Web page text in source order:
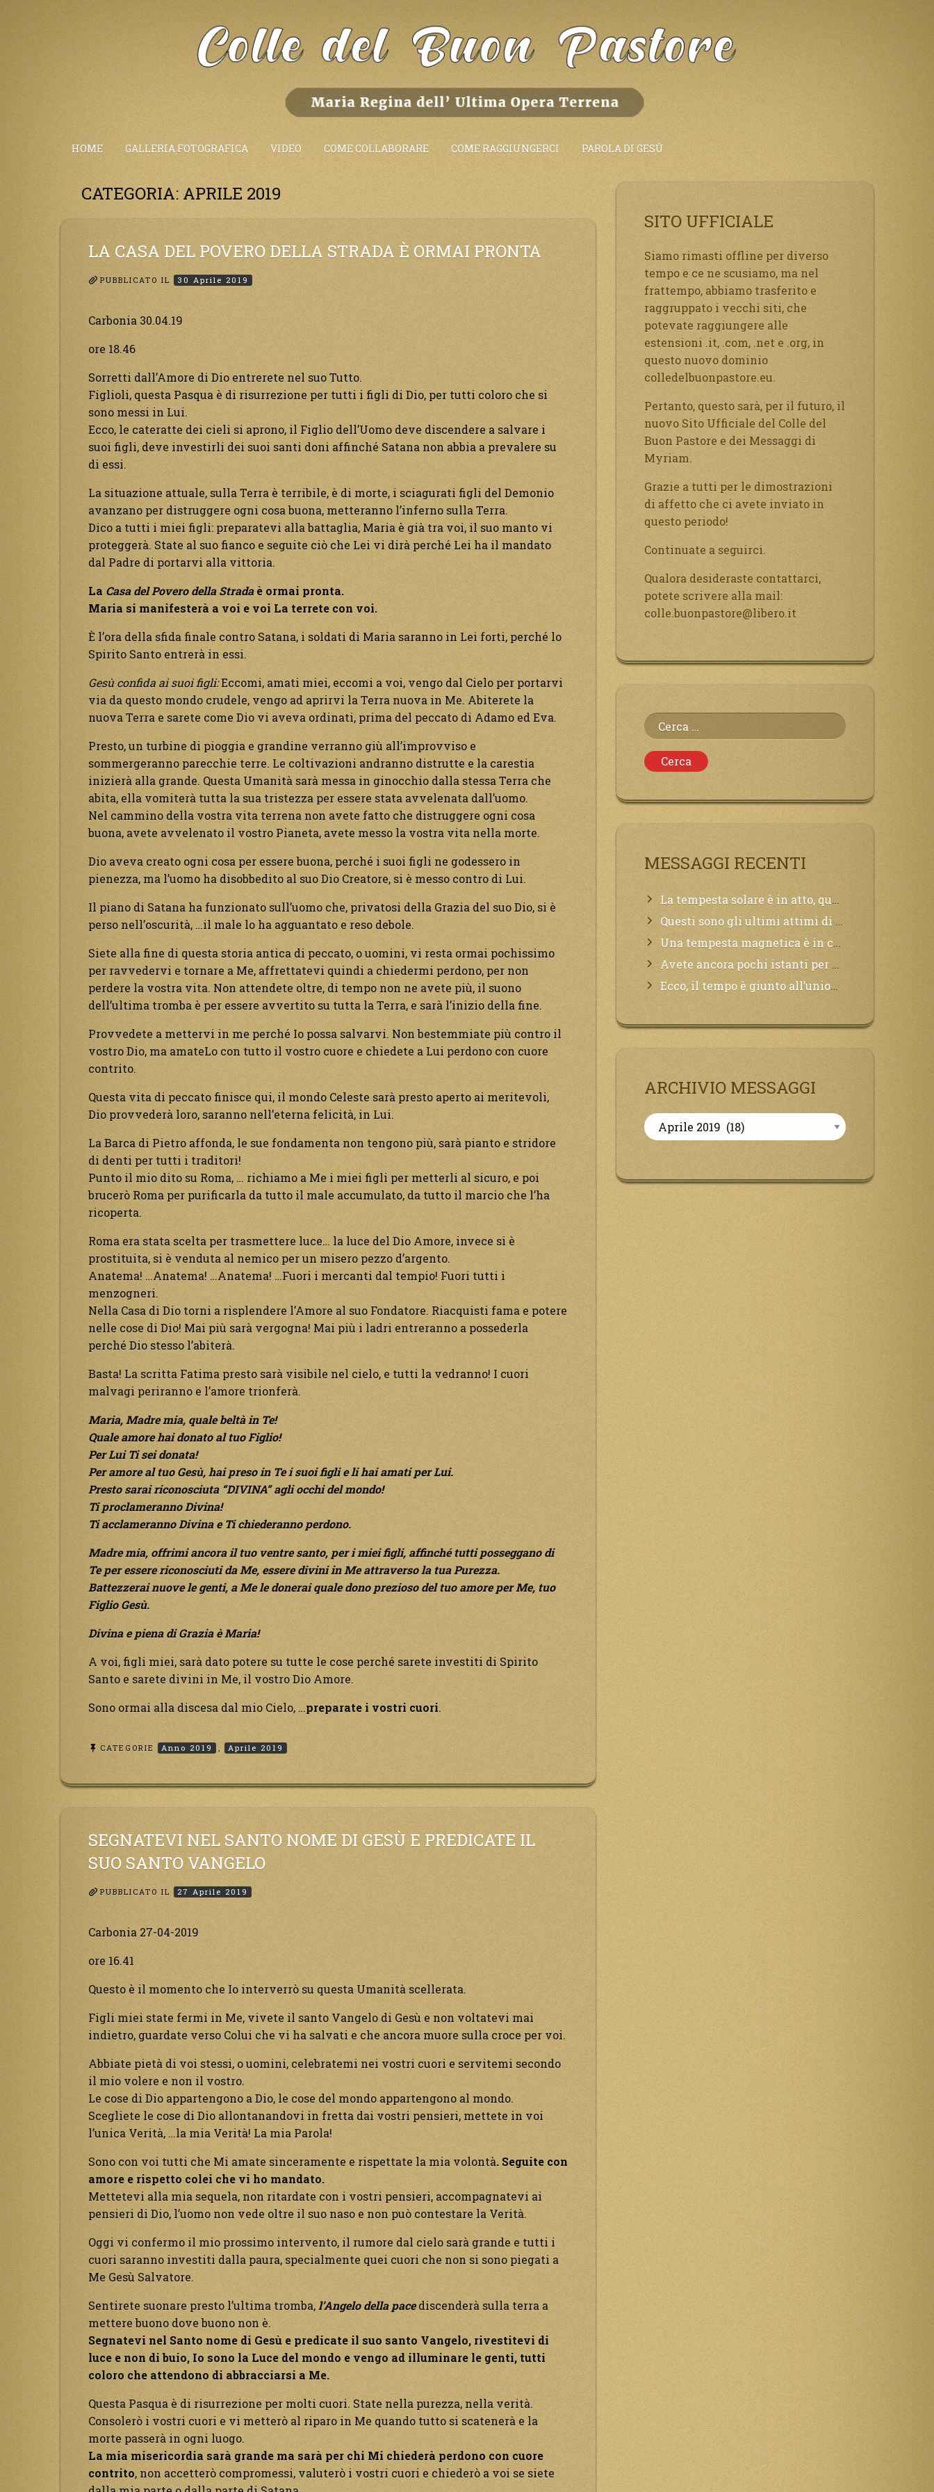
HOME GALLERIA FOTOGRAFICA VIDEO COME COLLABORARE COME RAGGIUNGERCI PAROLA DI GESÙ
CATEGORIA: APRILE 2019
LA CASA DEL POVERO DELLA STRADA È ORMAI PRONTA
PUBBLICATO IL 30 Aprile 2019
Carbonia 30.04.19
ore 18.46
Sorretti dall’Amore di Dio entrerete nel suo Tutto.
Figlioli, questa Pasqua è di risurrezione per tutti i figli di Dio, per tutti coloro che si
sono messi in Lui.
Ecco, le cateratte dei cieli si aprono, il Figlio dell’Uomo deve discendere a salvare i
suoi figli, deve investirli dei suoi santi doni affinché Satana non abbia a prevalere su
di essi.
La situazione attuale, sulla Terra è terribile, è di morte, i sciagurati figli del Demonio
avanzano per distruggere ogni cosa buona, metteranno l’inferno sulla Terra.
Dico a tutti i miei figli: preparatevi alla battaglia, Maria è già tra voi, il suo manto vi
proteggerà. State al suo fianco e seguite ciò che Lei vi dirà perché Lei ha il mandato
dal Padre di portarvi alla vittoria.
La Casa del Povero della Stradaè ormai pronta.
Maria si manifesterà a voi e voi La terrete con voi.
È l’ora della sfida finale contro Satana, i soldati di Maria saranno in Lei forti, perché lo
Spirito Santo entrerà in essi.
Gesù confida ai suoi figli:Eccomi, amati miei, eccomi a voi, vengo dal Cielo per portarvi
via da questo mondo crudele, vengo ad aprirvi la Terra nuova in Me. Abiterete la
nuova Terra e sarete come Dio vi aveva ordinati, prima del peccato di Adamo ed Eva.
Presto, un turbine di pioggia e grandine verranno giù all’improvviso e
sommergeranno parecchie terre. Le coltivazioni andranno distrutte e la carestia
inizierà alla grande. Questa Umanità sarà messa in ginocchio dalla stessa Terra che
abita, ella vomiterà tutta la sua tristezza per essere stata avvelenata dall’uomo.
Nel cammino della vostra vita terrena non avete fatto che distruggere ogni cosa
buona, avete avvelenato il vostro Pianeta, avete messo la vostra vita nella morte.
Dio aveva creato ogni cosa per essere buona, perché i suoi figli ne godessero in
pienezza, ma l’uomo ha disobbedito al suo Dio Creatore, si è messo contro di Lui.
Il piano di Satana ha funzionato sull’uomo che, privatosi della Grazia del suo Dio, si è
perso nell’oscurità, …il male lo ha agguantato e reso debole.
Siete alla fine di questa storia antica di peccato, o uomini, vi resta ormai pochissimo
per ravvedervi e tornare a Me, affrettatevi quindi a chiedermi perdono, per non
perdere la vostra vita. Non attendete oltre, di tempo non ne avete più, il suono
dell’ultima tromba è per essere avvertito su tutta la Terra, e sarà l’inizio della fine.
Provvedete a mettervi in me perché Io possa salvarvi. Non bestemmiate più contro il
vostro Dio, ma amateLo con tutto il vostro cuore e chiedete a Lui perdono con cuore
contrito.
Questa vita di peccato finisce qui, il mondo Celeste sarà presto aperto ai meritevoli,
Dio provvederà loro, saranno nell’eterna felicità, in Lui.
La Barca di Pietro affonda, le sue fondamenta non tengono più, sarà pianto e stridore
di denti per tutti i traditori!
Punto il mio dito su Roma, … richiamo a Me i miei figli per metterli al sicuro, e poi
brucerò Roma per purificarla da tutto il male accumulato, da tutto il marcio che l’ha
ricoperta.
Roma era stata scelta per trasmettere luce… la luce del Dio Amore, invece si è
prostituita, si è venduta al nemico per un misero pezzo d’argento.
Anatema! …Anatema! …Anatema! …Fuori i mercanti dal tempio! Fuori tutti i
menzogneri.
Nella Casa di Dio torni a risplendere l’Amore al suo Fondatore. Riacquisti fama e potere
nelle cose di Dio! Mai più sarà vergogna! Mai più i ladri entreranno a possederla
perché Dio stesso l’abiterà.
Basta! La scritta Fatima presto sarà visibile nel cielo, e tutti la vedranno! I cuori
malvagi periranno e l’amore trionferà.
Maria, Madre mia, quale beltà in Te!
Quale amore hai donato al tuo Figlio!
Per Lui Ti sei donata!
Per amore al tuo Gesù, hai preso in Te i suoi figli e li hai amatiper Lui.
Presto sarai riconosciuta “DIVINA” agli occhi del mondo!
Ti proclameranno Divina!
Ti acclameranno Divina e Ti chiederanno perdono.
Madre mia, offrimi ancora il tuo ventre santo, per i miei figli, affinché tutti posseggano di
Te per essere riconosciuti da Me, essere divini in Me attraverso la tua Purezza.
Battezzerai nuove le genti, a Me le donerai quale dono prezioso del tuo amore per Me, tuo
Figlio Gesù.
Divina e piena di Grazia è Maria!
A voi, figli miei, sarà dato potere su tutte le cose perché sarete investiti di Spirito
Santo e sarete divini in Me, il vostro Dio Amore.
Sono ormai alla discesa dal mio Cielo, …preparate i vostri cuori.
CATEGORIE Anno 2019 Aprile 2019
SEGNATEVI NEL SANTO NOME DI GESÙ E PREDICATE IL
SUO SANTO VANGELO
PUBBLICATO IL 27 Aprile 2019
Carbonia 27-04-2019
ore 16.41
Questo è il momento che Io interverrò su questa Umanità scellerata.
Figli miei state fermi in Me, vivete il santo Vangelo di Gesù e non voltatevi mai
indietro, guardate verso Colui che vi ha salvati e che ancora muore sulla croce per voi.
Abbiate pietà di voi stessi, o uomini, celebratemi nei vostri cuori e servitemi secondo
il mio volere e non il vostro.
Le cose di Dio appartengono a Dio, le cose del mondo appartengono al mondo.
Scegliete le cose di Dio allontanandovi in fretta dai vostri pensieri, mettete in voi
l’unica Verità, …la mia Verità! La mia Parola!
Sono con voi tutti che Mi amate sinceramente e rispettate la mia volontà. Seguite con
amore e rispetto colei che vi ho mandato.
Mettetevi alla mia sequela, non ritardate con i vostri pensieri, accompagnatevi ai
pensieri di Dio, l’uomo non vede oltre il suo naso e non può contestare la Verità.
Oggi vi confermo il mio prossimo intervento, il rumore dal cielo sarà grande e tutti i
cuori saranno investiti dalla paura, specialmente quei cuori che non si sono piegati a
Me Gesù Salvatore.
Sentirete suonare presto l’ultima tromba,l’Angelo della pacediscenderà sulla terra a
mettere buono dove buono non è.
Segnatevi nel Santo nome di Gesù e predicate il suo santo Vangelo, rivestitevi di
luce e non di buio, Io sono la Luce del mondo e vengo ad illuminare le genti, tutti
coloro che attendono di abbracciarsi a Me.
Questa Pasqua è di risurrezione per molti cuori. State nella purezza, nella verità.
Consolerò i vostri cuori e vi metterò al riparo in Me quando tutto si scatenerà e la
morte passerà in ogni luogo.
La mia misericordia sarà grande ma sarà per chi Mi chiederà perdono con cuore
contrito, non accetterò compromessi, valuterò i vostri cuori e chiederò a voi se siete
SITO UFFICIALE
Siamo rimasti offline per diverso
tempo e ce ne scusiamo, ma nel
frattempo, abbiamo trasferito e
raggruppato i vecchi siti, che
potevate raggiungere alle
estensioni .it, .com, .net e .org, in
questo nuovo dominio
colledelbuonpastore.eu.
Pertanto, questo sarà, per il futuro, il
nuovo Sito Ufficiale del Colle del
Buon Pastore e dei Messaggi di
Myriam.
Grazie a tutti per le dimostrazioni
di affetto che ci avete inviato in
questo periodo!
Continuate a seguirci.
Qualora desideraste contattarci,
potete scrivere alla mail:
colle.buonpastore@libero.it
Ricerca
per:
MESSAGGI RECENTI
La tempesta solare è in atto, questa generazione soffrirà molto, la Terra arderà, l’acqua sarà contaminata, il cibo non sarà più nelle vostre mense.
Questi sono gli ultimi attimi di vita, chi si vuole salvare Mi chiami in suo aiuto.
Una tempesta magnetica è in corso, questa generazione patirà. Il black out non tarderà ad arrivare e tutta la Terra sarà oscurata.
Avete ancora pochi istanti per convertirvi, non perdete tempo, la sciagura arriverà all’improvviso e per chi non si sarà preparato saranno dolori.
Ecco, il tempo è giunto all’unione del Padre con il figlio, non avete che da attendere pochissimo.
ARCHIVIO MESSAGGI
Archivio
Messaggi